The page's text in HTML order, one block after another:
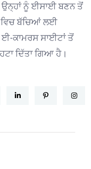
ਉਨ੍ਹਾਂ ਨੂੰ ਈਸਾਈ ਬਣਨ ਤੋਂ
ਵਿਚ ਬੱਚਿਆਂ ਲਈ
ਈ-ਕਾਮਰਸ ਸਾਈਟਾਂ ਤੋਂ
ਦਿੱਤਾ ਗਿਆ ਹੈ।